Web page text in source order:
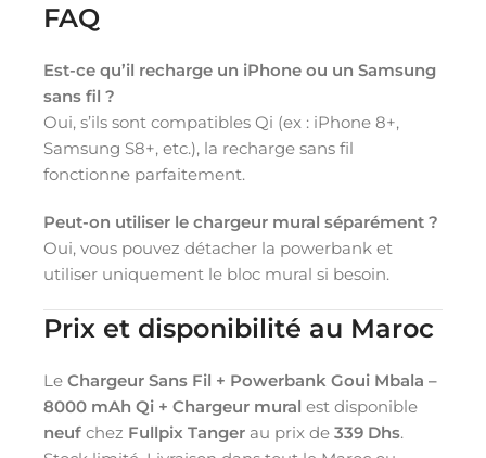
FAQ
Est-ce qu’il recharge un iPhone ou un Samsung
sans fil ?
Oui, s’ils sont compatibles Qi (ex : iPhone 8+,
Samsung S8+, etc.), la recharge sans fil
fonctionne parfaitement.
Peut-on utiliser le chargeur mural séparément ?
Oui, vous pouvez détacher la powerbank et
utiliser uniquement le bloc mural si besoin.
Prix et disponibilité au Maroc
Le Chargeur Sans Fil + Powerbank Goui Mbala –
8000 mAh Qi + Chargeur mural est disponible
neuf chez Fullpix Tanger au prix de 339 Dhs.